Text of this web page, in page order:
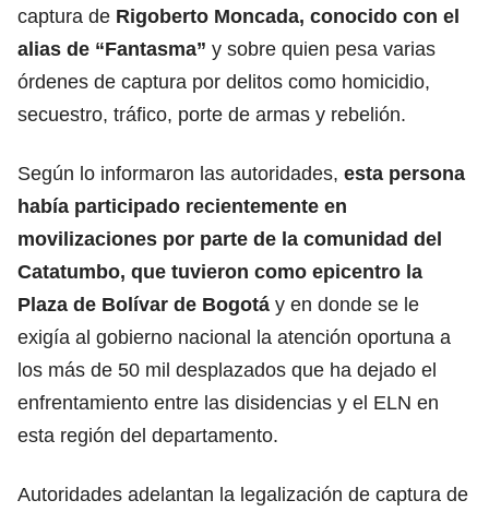
captura de Rigoberto Moncada, conocido con el
alias de “Fantasma” y sobre quien pesa varias
órdenes de captura por delitos como homicidio,
secuestro, tráfico, porte de armas y rebelión.
Según lo informaron las autoridades, esta persona
había participado recientemente en
movilizaciones por parte de la comunidad del
Catatumbo, que tuvieron como epicentro la
Plaza de Bolívar de Bogotá y en donde se le
exigía al gobierno nacional la atención oportuna a
los más de 50 mil desplazados que ha dejado el
enfrentamiento entre las disidencias y el ELN en
esta región del departamento.
Autoridades adelantan la legalización de captura de